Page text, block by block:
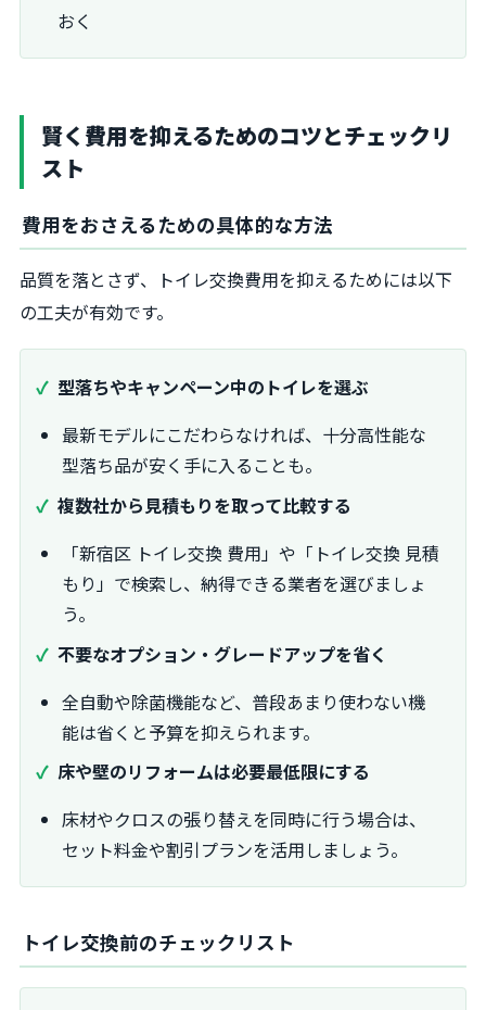
おく
賢く費用を抑えるためのコツとチェックリ
スト
費用をおさえるための具体的な方法
品質を落とさず、トイレ交換費用を抑えるためには以下
の工夫が有効です。
型落ちやキャンペーン中のトイレを選ぶ
最新モデルにこだわらなければ、十分高性能な
型落ち品が安く手に入ることも。
複数社から見積もりを取って比較する
「新宿区 トイレ交換 費用」や「トイレ交換 見積
もり」で検索し、納得できる業者を選びましょ
う。
不要なオプション・グレードアップを省く
全自動や除菌機能など、普段あまり使わない機
能は省くと予算を抑えられます。
床や壁のリフォームは必要最低限にする
床材やクロスの張り替えを同時に行う場合は、
セット料金や割引プランを活用しましょう。
トイレ交換前のチェックリスト